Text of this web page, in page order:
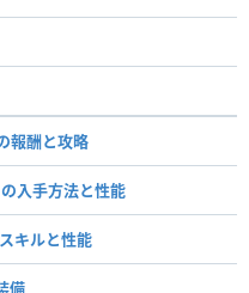
報酬と攻略
入手方法と性能
キルと性能
備